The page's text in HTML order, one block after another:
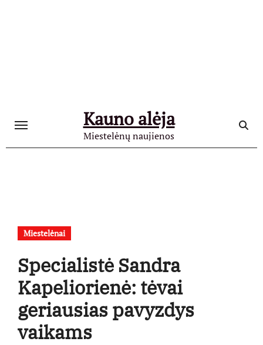
Kauno alėja
Miestelėnų naujienos
Miestelėnai
Specialistė Sandra
Kapeliorienė: tėvai
geriausias pavyzdys
vaikams